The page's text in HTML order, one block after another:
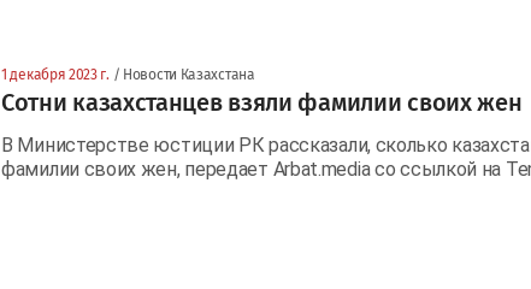
1 декабря 2023 г. / Новости Казахстана
Сотни казахстанцев взяли фамилии своих жен
В Министерстве юстиции РК рассказали, сколько
фамилии своих жен, передает Arbat.media со ссылкой на